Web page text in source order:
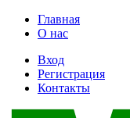
Главная
О нас
Вход
Регистрация
Контакты